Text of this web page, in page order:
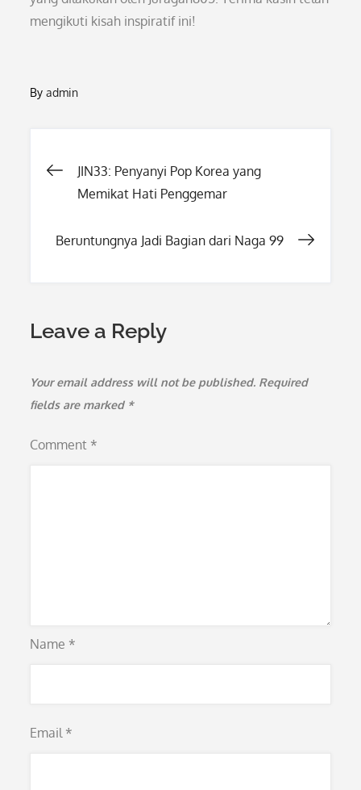
mengikuti kisah inspiratif ini!
Byadmin
Post
JIN33: Penyanyi Pop Korea yang
Memikat Hati Penggemar
Beruntungnya Jadi Bagian dari Naga 99
Leave a Reply
Your email address will not be published. Required
fields are marked *
Comment *
Name *
Email *